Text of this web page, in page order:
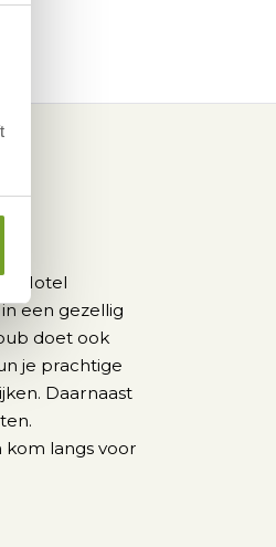
Hotel
een gezellig
doet ook
je prachtige
Daarnaast
langs voor